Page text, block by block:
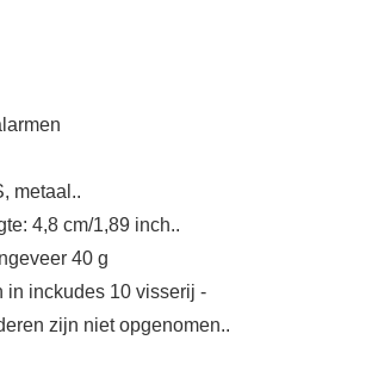
metaal..
4,8 cm/1,89 inch..
40 g
in inckudes 10 visserij -
zijn niet opgenomen..